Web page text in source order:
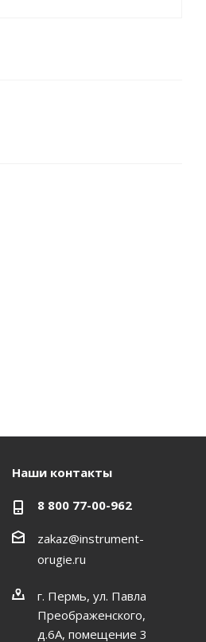
Наши контакты
8 800 77-00-962
zakaz@instrument-
orugie.ru
г. Пермь, ул. Павла
Преображенского,
д.6А, помещение 3